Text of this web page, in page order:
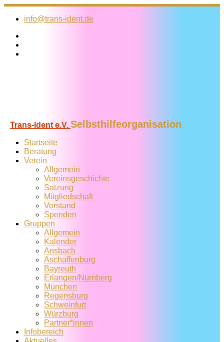
Zum
Inhalt
info@trans-ident.de
Trans-Ident e.V. Selbsthilfeorganisation
Startseite
Beratung
Verein
Allgemein
Vereins­geschichte
Satzung
Mitglied­schaft
Vorstand
Spenden
Gruppen
Allgemein
Kalender
Ansbach
Aschaffenburg
Bayreuth
Erlangen/Nürnberg
München
Regensburg
Schweinfurt
Würzburg
Partner*innen
Infobereich